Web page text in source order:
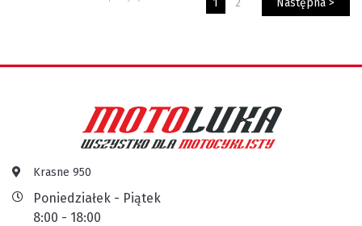
1 2 Następna >
Krasne 950
Poniedziałek - Piątek
8:00 - 18:00